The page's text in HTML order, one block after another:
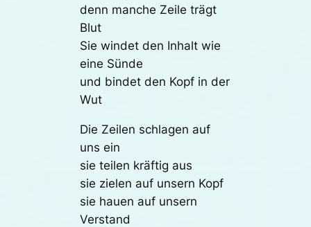
denn manche Zeile trägt
Blut
Sie windet den Inhalt wie
eine Sünde
und bindet den Kopf in der
Wut
Die Zeilen schlagen auf
uns ein
sie teilen kräftig aus
sie zielen auf unsern Kopf
sie hauen auf unsern
Verstand